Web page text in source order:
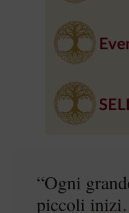
“Ogni
piccoli